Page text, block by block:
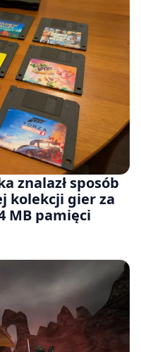
znalazł sposób
kolekcji gier za
MB pamięci